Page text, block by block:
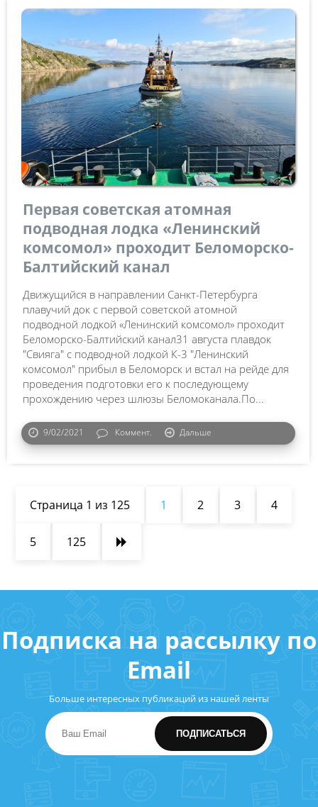
Первая советская атомная
подводная лодка «Ленинский
комсомол» проходит Беломорско-
Балтийский канал
Движущийся в направлении Санкт-Петербурга
плавучий док с первой советской атомной
подводной лодкой «Ленинский комсомол» проходит
Беломорско-Балтийский канал31 августа плавдок
"Свияга" с подводной лодкой К-3 "Ленинский
комсомол" прибыл в Беломорск и встал на рейде для
проведения подготовки его к последующему
прохождению через шлюзы Беломоканала.По...
9/02/2021 Коммент. Дальше
Страница 1 из 125 1 2 3 4
5 125
Подписка на рассылку по
Email
Больше интересных публикаций из нашей ленты